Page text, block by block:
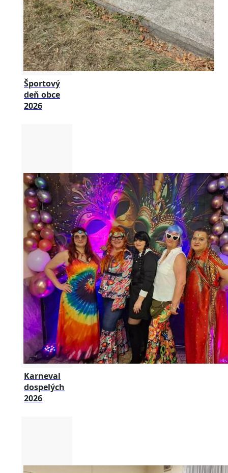
Športový
deň obce
2026
Karneval
dospelých
2026